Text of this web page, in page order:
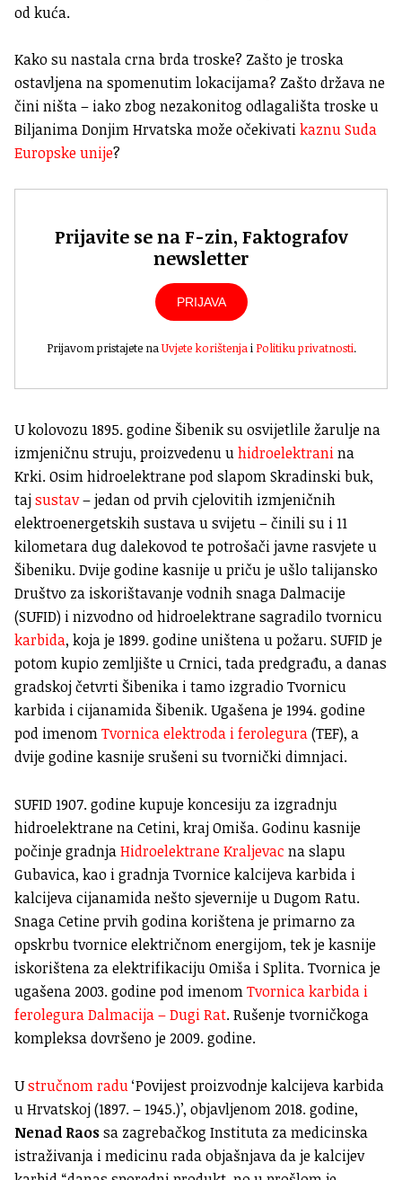
od kuća.
Kako su nastala crna brda troske? Zašto je troska
ostavljena na spomenutim lokacijama? Zašto država ne
čini ništa – iako zbog nezakonitog odlagališta troske u
Biljanima Donjim Hrvatska može očekivatikaznu Suda
Europske unije?
Prijavite se na F-zin, Faktografov
newsletter
PRIJAVA
Prijavom pristajete naUvjete korištenjai Politiku privatnosti.
U kolovozu 1895. godine Šibenik su osvijetlile žarulje na
izmjeničnu struju, proizvedenu uhidroelektranina
Krki. Osim hidroelektrane pod slapom Skradinski buk,
tajsustav– jedan od prvih cjelovitih izmjeničnih
elektroenergetskih sustava u svijetu – činili su i 11
kilometara dug dalekovod te potrošači javne rasvjete u
Šibeniku. Dvije godine kasnije u priču je ušlo talijansko
Društvo za iskorištavanje vodnih snaga Dalmacije
(SUFID) i nizvodno od hidroelektrane sagradilo tvornicu
karbida, koja je 1899. godine uništena u požaru. SUFID je
potom kupio zemljište u Crnici, tada predgrađu, a danas
gradskoj četvrti Šibenika i tamo izgradio Tvornicu
karbida i cijanamida Šibenik. Ugašena je 1994. godine
pod imenomTvornica elektroda i ferolegura(TEF), a
dvije godine kasnije srušeni su tvornički dimnjaci.
SUFID 1907. godine kupuje koncesiju za izgradnju
hidroelektrane na Cetini, kraj Omiša. Godinu kasnije
počinje gradnjaHidroelektrane Kraljevac na slapu
Gubavica, kao i gradnja Tvornice kalcijeva karbida i
kalcijeva cijanamida nešto sjevernije u Dugom Ratu.
Snaga Cetine prvih godina korištena je primarno za
opskrbu tvornice električnom energijom, tek je kasnije
iskorištena za elektrifikaciju Omiša i Splita. Tvornica je
ugašena 2003. godine pod imenomTvornica karbida i
ferolegura Dalmacija – Dugi Rat. Rušenje tvorničkoga
kompleksa dovršeno je 2009. godine.
Ustručnom radu‘Povijest proizvodnje kalcijeva karbida
u Hrvatskoj (1897. – 1945.)’, objavljenom 2018. godine,
Nenad Raossa zagrebačkog Instituta za medicinska
istraživanja i medicinu rada objašnjava da je kalcijev